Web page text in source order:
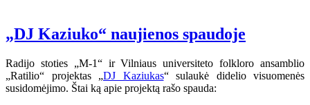
„DJ Kaziuko“ naujienos spaudoje
Radijo stoties „M-1“ ir Vilniaus universiteto folkloro ansamblio
„Ratilio“ projektas „DJ Kaziukas“ sulaukė didelio visuomenės
susidomėjimo. Štai ką apie projektą rašo spauda: